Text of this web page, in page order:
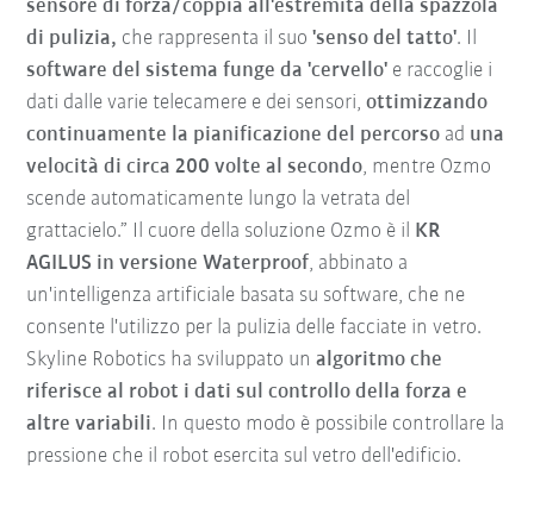
sensore di forza/coppia all'estremità della spazzola
di pulizia, che rappresenta il suo'senso del tatto'. Il
software del sistema funge da 'cervello' e raccoglie i
dati dalle varie telecamere e dei sensori,ottimizzando
continuamente la pianificazione del percorso ad una
velocità di circa 200 volte al secondo, mentre Ozmo
scende automaticamente lungo la vetrata del
grattacielo.” Il cuore della soluzione Ozmo è il
KR
AGILUS in versione Waterproof, abbinato a
un'intelligenza artificiale basata su software, che ne
consente l'utilizzo per la pulizia delle facciate in vetro.
Skyline Robotics ha sviluppato unalgoritmo che
riferisce al robot i dati sul controllo della forza e
altre variabili. In questo modo è possibile controllare la
pressione che il robot esercita sul vetro dell'edificio.